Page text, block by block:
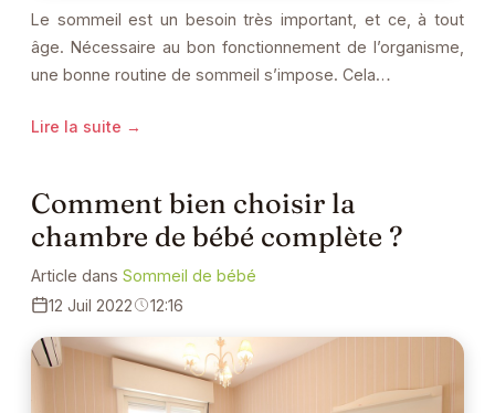
Le sommeil est un besoin très important, et ce, à tout
âge. Nécessaire au bon fonctionnement de l’organisme,
une bonne routine de sommeil s’impose. Cela…
Lire la suite →
Comment bien choisir la
chambre de bébé complète ?
Article dans Sommeil de bébé
12 Juil 2022
12:16